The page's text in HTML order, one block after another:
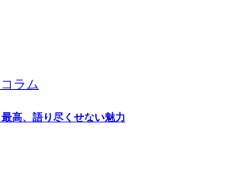
ラム
高、語り尽くせない魅力